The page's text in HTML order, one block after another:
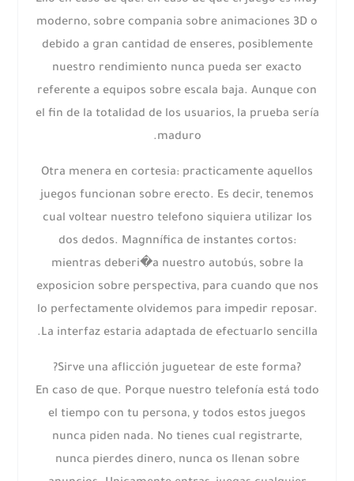
moderno, sobre compania sobre animaciones 3D o
debido a gran cantidad de enseres, posiblemente
nuestro rendimiento nunca pueda ser exacto
referente a equipos sobre escala baja. Aunque con
el fin de la totalidad de los usuarios, la prueba serí­a
maduro.
Otra menera en cortesia: practicamente aquellos
juegos funcionan sobre erecto. Es decir, tenemos
cual voltear nuestro telefono siquiera utilizar los
dos dedos. Magnnífica de instantes cortos:
mientras deberi�a nuestro autobús, sobre la
exposicion sobre perspectiva, para cuando que nos
lo perfectamente olvidemos para impedir reposar.
La interfaz estaria adaptada de efectuarlo sencilla.
?Sirve una aflicción juguetear de este forma?
En caso de que. Porque nuestro telefonía está todo
el tiempo con tu persona, y todos estos juegos
nunca piden nada. No tienes cual registrarte,
nunca pierdes dinero, nunca os llenan sobre